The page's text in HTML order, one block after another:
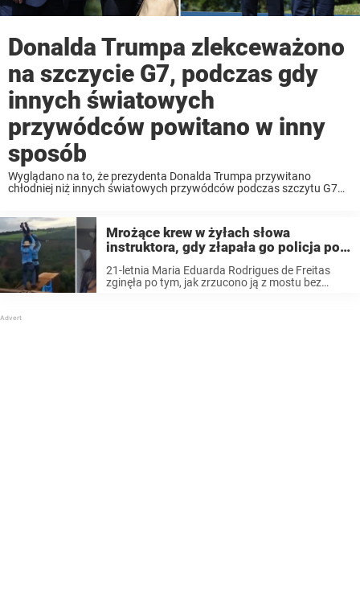
Donalda Trumpa zlekceważono
na szczycie G7, podczas gdy
innych światowych
przywódców powitano w inny
sposób
Wyglądano na to, że prezydenta Donalda Trumpa przywitano
chłodniej niż innych światowych przywódców podczas szczytu G7
Mrożące krew w żyłach słowa
instruktora, gdy złapała go policja po
tym, jak zrzucono kobietę na śmierć
bez liny asekuracyjnej
21-letnia Maria Eduarda Rodrigues de Freitas
zginęła po tym, jak zrzucono ją z mostu bez